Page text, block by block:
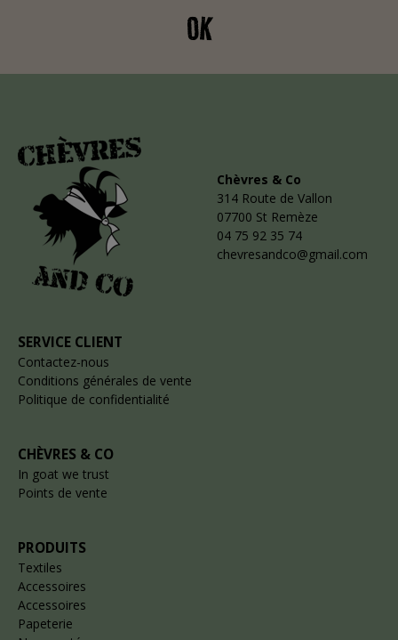
OK
Chèvres & Co
314 Route de Vallon
07700 St Remèze
04 75 92 35 74
chevresandco@gmail.com
SERVICE CLIENT
Contactez-nous
Conditions générales de vente
Politique de confidentialité
CHÈVRES & CO
In goat we trust
Points de vente
PRODUITS
Textiles
Accessoires
Accessoires
Papeterie